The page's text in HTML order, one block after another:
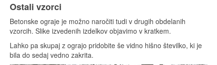
Ostali vzorci
Betonske ograje je možno naročiti tudi v drugih obdelanih
vzorcih. Slike izvedenih izdelkov objavimo v kratkem.
Lahko pa skupaj z ograjo pridobite še vidno hišno številko, ki je
bila do sedaj vedno zakrita.